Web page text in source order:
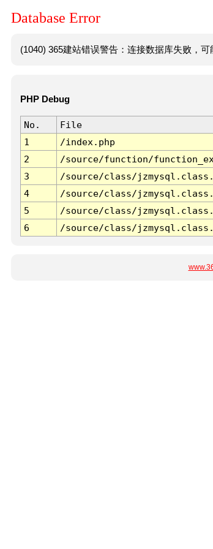
Database Error
(1040) 365建站错误警告：连接数据库失败，
PHP Debug
No. File
1
/index.php
2
/source/function/
3
/source/class/
4
/source/class/
5
/source/class/
6
/source/class/